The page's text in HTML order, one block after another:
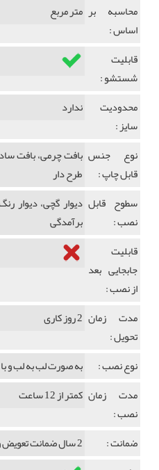
محاسبه بر
اساس :
متر مربع
قابلیت
شستشو :
محدودیت
سایز :
ندارد
نوع جنس
قابل چاپ :
بافت چرمی، بافت
طرح دار
سطوح قابل
نصب :
دیوار گچی،
برآمدگی
قابلیت
جابجایی بعد
از نصب :
مدت زمان
تحویل :
2 روز کاری
نوع نصب :
به صورت لب به لب و
مدت زمان
نصب :
کمتر از 12 ساعت
ضمانت :
2 سال ضمانت تعویض و 5 سال ضمانت ماندگاری